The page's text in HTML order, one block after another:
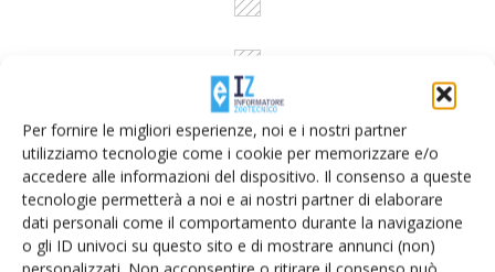
Per fornire le migliori esperienze, noi e i nostri partner
utilizziamo tecnologie come i cookie per memorizzare e/o
accedere alle informazioni del dispositivo. Il consenso a queste
tecnologie permetterà a noi e ai nostri partner di elaborare
dati personali come il comportamento durante la navigazione
o gli ID univoci su questo sito e di mostrare annunci (non)
Rimani aggiornato sul mondo
dell’agricoltura